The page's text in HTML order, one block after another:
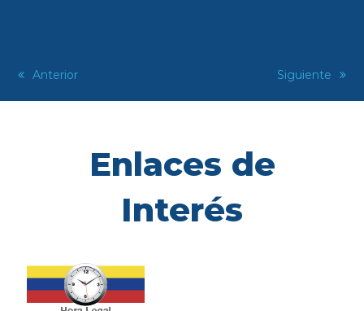
previous
Anterior
next
Siguiente
Enlaces de
Interés